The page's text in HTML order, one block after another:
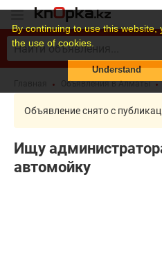
By continuing to use this website,
the use of cookies.
Understand
Объявления в Алматы
Объявление снято с
Ищу
автомойку